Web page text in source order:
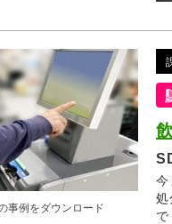
事例をダウンロード
今
処